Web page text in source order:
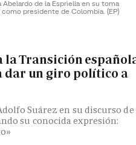
Abelardo de la Espriella en su toma
presidente de Colombia. (EP)
la Transición
dar un giro político a
Suárez en su discurso de
su conocida expresión: